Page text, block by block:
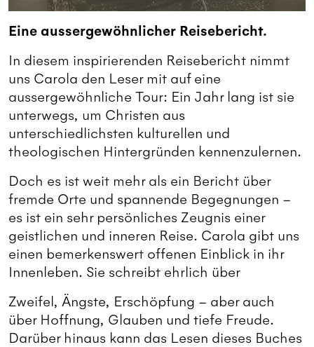
Eine aussergewöhnlicher Reisebericht.
In diesem inspirierenden Reisebericht nimmt
uns Carola den Leser mit auf eine
aussergewöhnliche Tour: Ein Jahr lang ist sie
unterwegs, um Christen aus
unterschiedlichsten kulturellen und
theologischen Hintergründen kennenzulernen.
Doch es ist weit mehr als ein Bericht über
fremde Orte und spannende Begegnungen –
es ist ein sehr persönliches Zeugnis einer
geistlichen und inneren Reise. Carola gibt uns
einen bemerkenswert offenen Einblick in ihr
Innenleben. Sie schreibt ehrlich über
Zweifel, Ängste, Erschöpfung – aber auch
über Hoffnung, Glauben und tiefe Freude.
Darüber hinaus kann das Lesen dieses Buches